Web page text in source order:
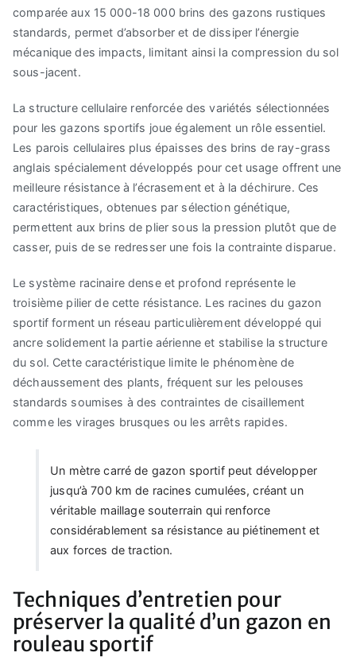
comparée aux 15 000-18 000 brins des gazons rustiques
standards, permet d’absorber et de dissiper l’énergie
mécanique des impacts, limitant ainsi la compression du sol
sous-jacent.
La structure cellulaire renforcée des variétés sélectionnées
pour les gazons sportifs joue également un rôle essentiel.
Les parois cellulaires plus épaisses des brins de ray-grass
anglais spécialement développés pour cet usage offrent une
meilleure résistance à l’écrasement et à la déchirure. Ces
caractéristiques, obtenues par sélection génétique,
permettent aux brins de plier sous la pression plutôt que de
casser, puis de se redresser une fois la contrainte disparue.
Le système racinaire dense et profond représente le
troisième pilier de cette résistance. Les racines du gazon
sportif forment un réseau particulièrement développé qui
ancre solidement la partie aérienne et stabilise la structure
du sol. Cette caractéristique limite le phénomène de
déchaussement des plants, fréquent sur les pelouses
standards soumises à des contraintes de cisaillement
comme les virages brusques ou les arrêts rapides.
Un mètre carré de gazon sportif peut développer
jusqu’à 700 km de racines cumulées, créant un
véritable maillage souterrain qui renforce
considérablement sa résistance au piétinement et
aux forces de traction.
Techniques d’entretien pour
préserver la qualité d’un gazon en
rouleau sportif